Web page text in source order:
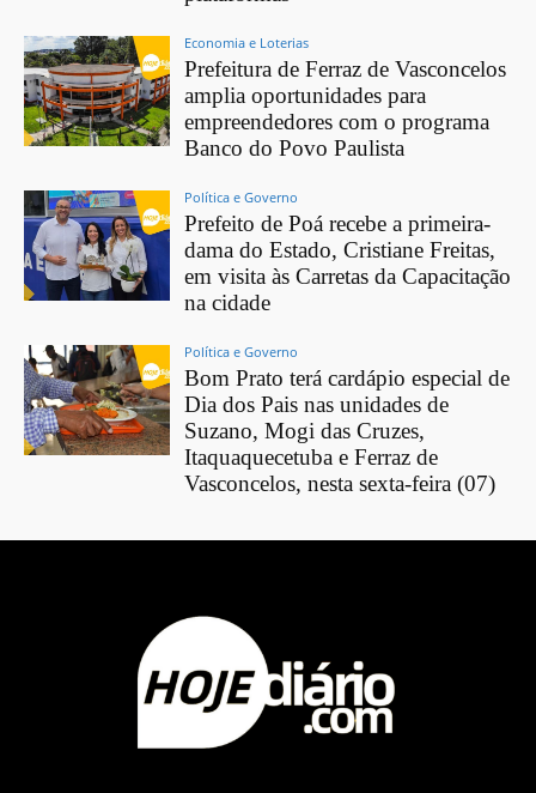
Economia e Loterias
Prefeitura de Ferraz de Vasconcelos
amplia oportunidades para
empreendedores com o programa
Banco do Povo Paulista
Política e Governo
Prefeito de Poá recebe a primeira-
dama do Estado, Cristiane Freitas,
em visita às Carretas da Capacitação
na cidade
Política e Governo
Bom Prato terá cardápio especial de
Dia dos Pais nas unidades de
Suzano, Mogi das Cruzes,
Itaquaquecetuba e Ferraz de
Vasconcelos, nesta sexta-feira (07)